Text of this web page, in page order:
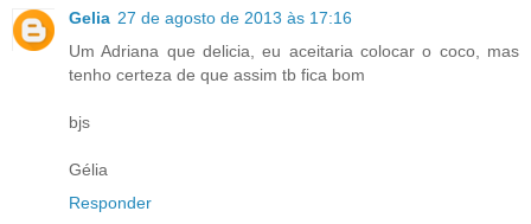
Gelia 27 de agosto de 2013 às 17:16
Um Adriana que delicia, eu aceitaria colocar o coco, mas
tenho certeza de que assim tb fica bom
bjs
Gélia
Responder